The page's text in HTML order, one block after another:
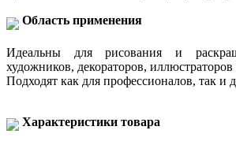
Область применения
Идеальны для рисования и
художников, декораторов, иллюстраторов
Подходят как для профессионалов, так и
Характеристики товара